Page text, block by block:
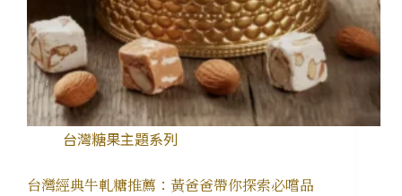
台灣糖果主題系列
台灣經典牛軋糖推薦：黃爸爸帶你探索必嚐品